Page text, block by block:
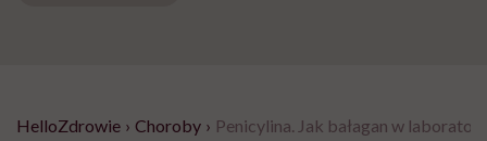
HelloZdrowie › Choroby › Penicylina. Jak bałagan w